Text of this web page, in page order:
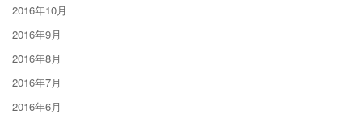
2016年10月
2016年9月
2016年8月
2016年7月
2016年6月